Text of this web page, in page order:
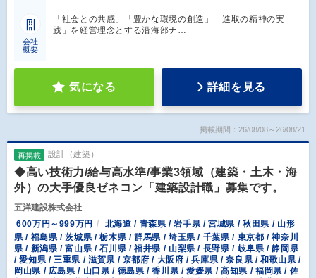
会社
概要
「社会との共感」「豊かな環境の創造」「進取の精神の実
践」を経営理念とする沿海部ナ…
気になる 詳細を見る
掲載期間：26/08/08～26/08/21
再掲載 設計（建築）
◆高い技術力/給与高水準/事業3領域（建築・土木・海
外）の大手優良ゼネコン「建築設計職」募集です。
五洋建設株式会社
600万円～999万円
北海道 / 青森県 / 岩手県 / 宮城県 / 秋田県 / 山形
県 / 福島県 / 茨城県 / 栃木県 / 群馬県 / 埼玉県 / 千葉県 / 東京都 / 神奈川
県 / 新潟県 / 富山県 / 石川県 / 福井県 / 山梨県 / 長野県 / 岐阜県 / 静岡県
/ 愛知県 / 三重県 / 滋賀県 / 京都府 / 大阪府 / 兵庫県 / 奈良県 / 和歌山県 /
岡山県 / 広島県 / 山口県 / 徳島県 / 香川県 / 愛媛県 / 高知県 / 福岡県 / 佐